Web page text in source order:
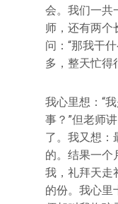
会。我们一共
师，还有两个
问：“那我干
多，整天忙得
我心里想：“
事？”但老师
了。我又想：
的。结果一个
我，礼拜天走
的份。我心里